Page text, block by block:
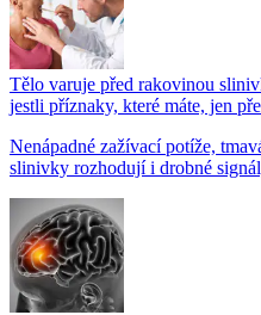
Tělo varuje před rakovinou
jestli příznaky, které máte, jen
Nenápadné zažívací potíže,
slinivky rozhodují i drobné